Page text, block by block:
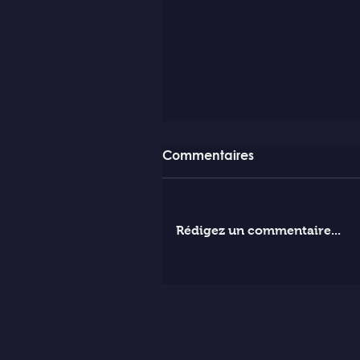
Commentaires
Rédigez un commentaire...